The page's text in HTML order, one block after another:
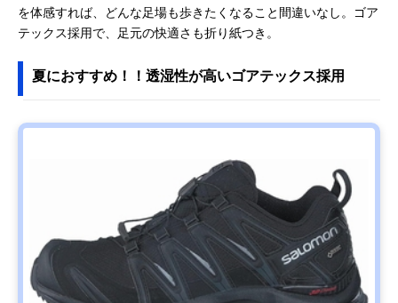
を体感すれば、どんな足場も歩きたくなること間違いなし。ゴア
テックス採用で、足元の快適さも折り紙つき。
夏におすすめ！！透湿性が高いゴアテックス採用